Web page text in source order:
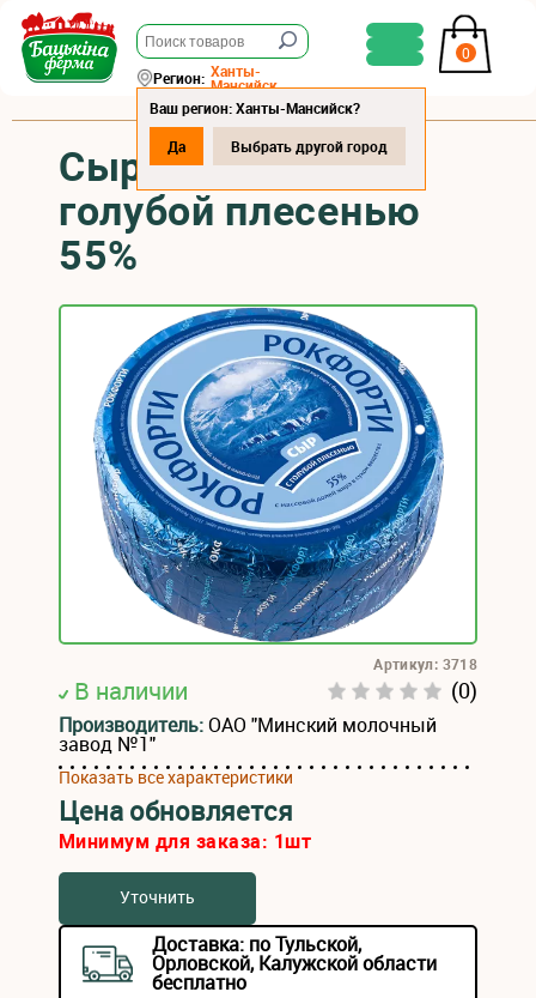
0
Регион: Ханты-
Мансийск
Ваш регион: Ханты-Мансийск?
Да
Выбрать другой город
Сыр "Рокфорти" с
голубой плесенью
55%
В наличии (0)
Артикул: 3718
Производитель:ОАО "Минский молочный
завод №1"
Показать все характеристики
Цена обновляется
Минимум для заказа: 1шт
Уточнить
Доставка: по Тульской,
Орловской, Калужской области
бесплатно